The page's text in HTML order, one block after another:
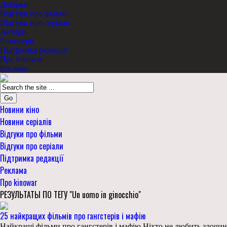
Добірки
Відгуки про фільми
Відгуки про серіали
Актори
Режисери
Підтримка редакції
Про kinowar
Реклама
Go
Новини кіно
Новини серіалів
Відгуки про фільми
Відгуки про серіали
Підтримка редакції
Реклама
Про kinowar
РЕЗУЛЬТАТЫ ПО ТЕГУ "Un uomo in ginocchio"
25 найкращих фільмів про гангстерів і мафію